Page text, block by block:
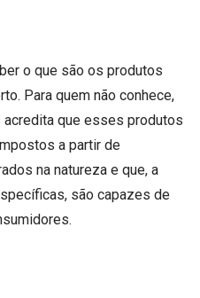
o que são os produtos
Para quem não conhece,
que esses produtos
a partir de
na natureza e que, a
são capazes de